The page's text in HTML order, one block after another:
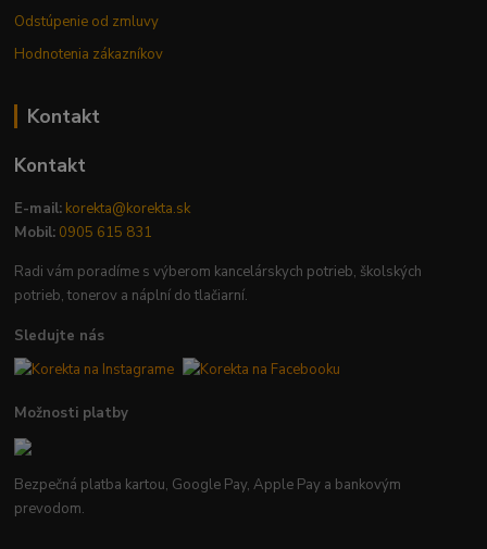
Odstúpenie od zmluvy
Hodnotenia zákazníkov
Kontakt
Kontakt
E-mail: korekta@korekta.sk
Mobil: 0905 615 831
Radi vám poradíme s výberom kancelárskych potrieb, školských
potrieb, tonerov a náplní do tlačiarní.
Sledujte nás
Možnosti platby
Bezpečná platba kartou, Google Pay, Apple Pay a bankovým
prevodom.